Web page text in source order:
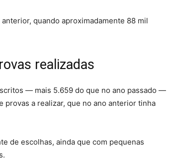
quando aproximadamente 88 mil
realizadas
— mais 5.659 do que no ano passado —
a realizar, que no ano anterior tinha
de escolhas, ainda que com pequenas